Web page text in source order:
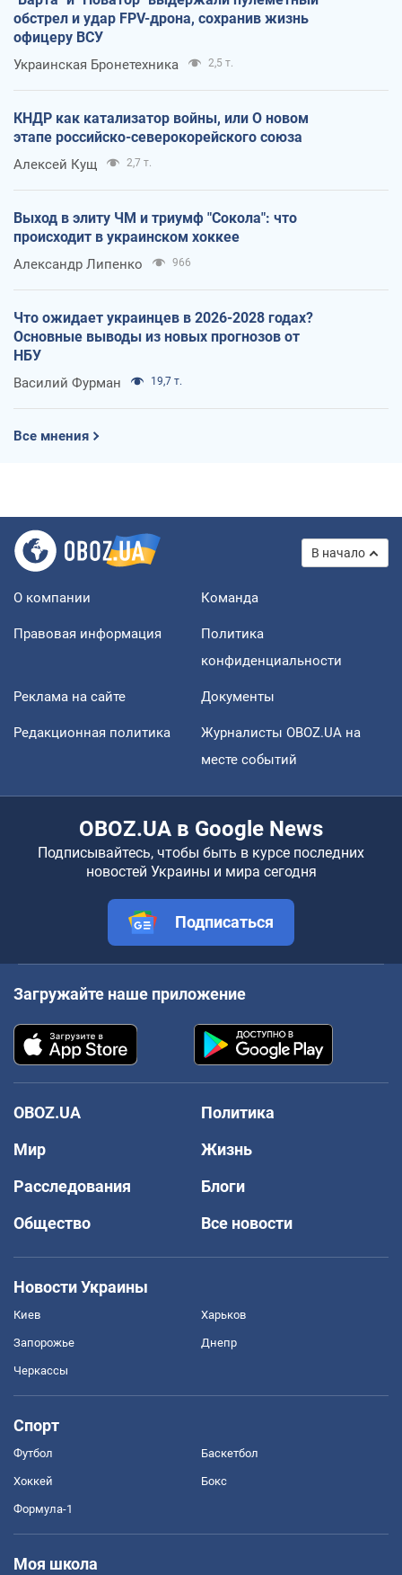
обстрел и удар FPV-дрона, сохранив жизнь
офицеру ВСУ
Украинская Бронетехника 2,5 т.
КНДР как катализатор войны, или О новом
этапе российско-северокорейского союза
Алексей Кущ 2,7 т.
Выход в элиту ЧМ и триумф "Сокола": что
происходит в украинском хоккее
Александр Липенко 966
Что ожидает украинцев в 2026-2028 годах?
Основные выводы из новых прогнозов от
НБУ
Василий Фурман 19,7 т.
Все мнения
В начало
О компании Команда
Правовая информация
Политика
конфиденциальности
Реклама на сайте Документы
Редакционная политика
Журналисты OBOZ.UA на
месте событий
OBOZ.UA в Google News
Подписывайтесь, чтобы быть в курсе последних
новостей Украины и мира сегодня
Подписаться
Загружайте наше приложение
OBOZ.UA
Политика
Мир
Жизнь
Расследования
Блоги
Общество
Все новости
Новости Украины
Киев Харьков
Запорожье Днепр
Черкассы
Спорт
Футбол Баскетбол
Хоккей Бокс
Формула-1
Моя школа